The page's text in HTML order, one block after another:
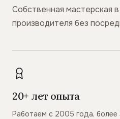
Собственная мастерская
производителя без
20+ лет опыта
Работаем с 2005 года,